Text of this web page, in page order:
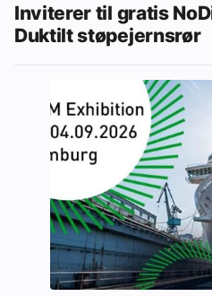
Inviterer til gratis
Duktilt støpejernsrør